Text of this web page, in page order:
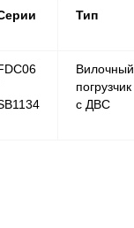
Тип
Вилочный
погрузчик
с ДВС